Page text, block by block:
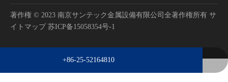
著作権 © 2023 南京サンテック金属設備有限公司全著作権所有 サ
イトマップ 苏ICP备15058354号-1
sales@suntech-metal.com
+86-25-52164810